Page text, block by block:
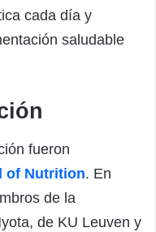
cada día y
saludable
fueron
of Nutrition. En
de la
de KU Leuven y